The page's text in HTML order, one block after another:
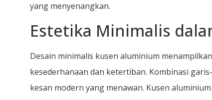
yang menyenangkan.
Estetika Minimalis
Desain minimalis kusen aluminium
kesederhanaan dan ketertiban. Kombinasi
kesan modern yang menawan. Kusen